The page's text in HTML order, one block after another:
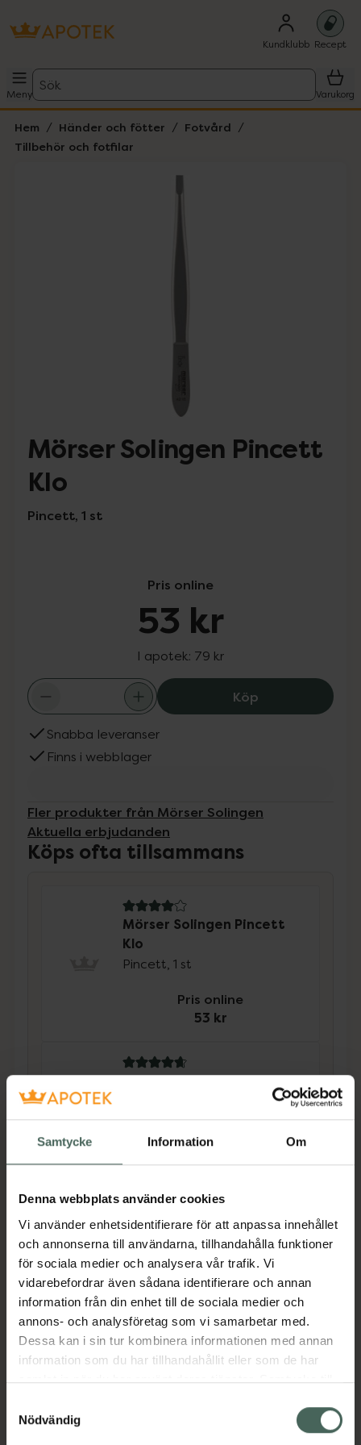
Samtycke Information Om
Denna webbplats använder cookies
Vi använder enhetsidentifierare för att anpassa innehållet
och annonserna till användarna, tillhandahålla funktioner
för sociala medier och analysera vår trafik. Vi
vidarebefordrar även sådana identifierare och annan
information från din enhet till de sociala medier och
annons- och analysföretag som vi samarbetar med.
Dessa kan i sin tur kombinera informationen med annan
information som du har tillhandahållit eller som de har
samlat in när du har använt deras tjänster. Samtycke till
återkalla ditt samtycke via webbplatsens
cookieinställningar. Ett återkallat samtycke påverkar inte
Nödvändig
Kundklubb Recept
Meny
Sök
Varukorg
Hem Händer och fötter
Fotvård
Tillbehör och fotfilar
Lista: . Innehåller 1 objekt.
Mörser Solingen Pincett
Klo
Pincett, 1 st
Pris online
53 kr
I apotek: 79 kr
KöpMörser
Snabba leveranser
Finns i webblager
Fler produkter från Mörser Solingen
Aktuella erbjudanden
Köps ofta tillsammans
4 av 5 i omdöme
Mörser Solingen Pincett
Klo
Pincett, 1 st
Pris online
53 kr
4.8 av 5 i omdöme
Mörser Solingen Inox
Pincett, 1 st
Köp båda för:110 kr
Köp båda
Beskrivning Dölj
Rostfri pincett med kloformad spets. Får bra
tag om kraftiga som små strån.